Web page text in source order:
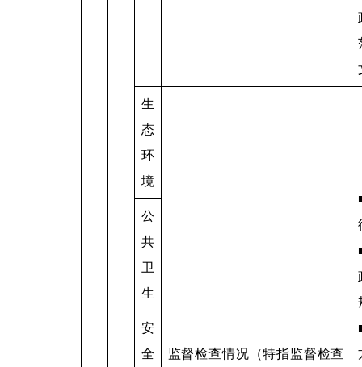
生
态
环
境
监督检查情况（特指监督检查
公
共
卫
生
安
全